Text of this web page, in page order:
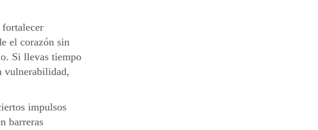
fortalecer
el corazón sin
Si llevas tiempo
vulnerabilidad,
impulsos
barreras